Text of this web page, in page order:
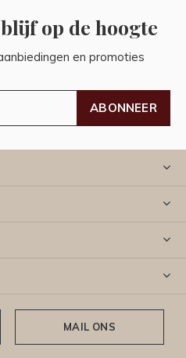
op de hoogte
en promoties
ABONNEER
MAIL ONS